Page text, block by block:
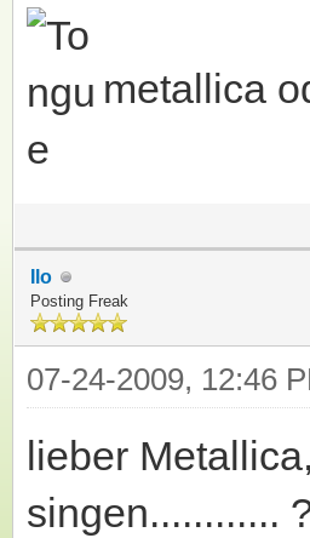
metallica
Ilo
Posting Freak
07-24-2009, 12:46
lieber
singen............